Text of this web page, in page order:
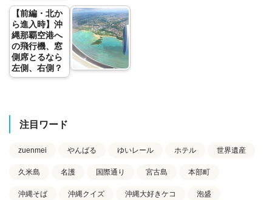
【前編・北か
ら進入時】沖
縄那覇空港へ
の飛行機、窓
側席とるなら
左側、右側？
注目ワード
zuenmei やんばる ゆいレール ホテル 世界遺産
久米島 名護 国際通り 宮古島 本部町
沖縄そば 沖縄クイズ 沖縄大好きケコ 泡盛